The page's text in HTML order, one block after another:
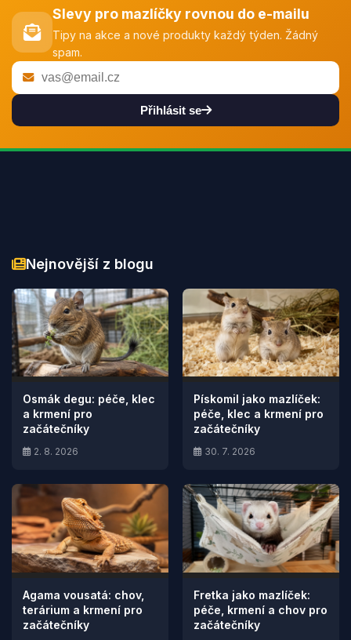
Slevy pro mazlíčky rovnou do e-mailu
Tipy na akce a nové produkty každý týden. Žádný
spam.
Přihlásit se
Nejnovější z blogu
Osmák degu: péče, klec
a krmení pro
začátečníky
2. 8. 2026
Pískomil jako mazlíček:
péče, klec a krmení pro
začátečníky
30. 7. 2026
Agama vousatá: chov,
terárium a krmení pro
začátečníky
Fretka jako mazlíček:
péče, krmení a chov pro
začátečníky